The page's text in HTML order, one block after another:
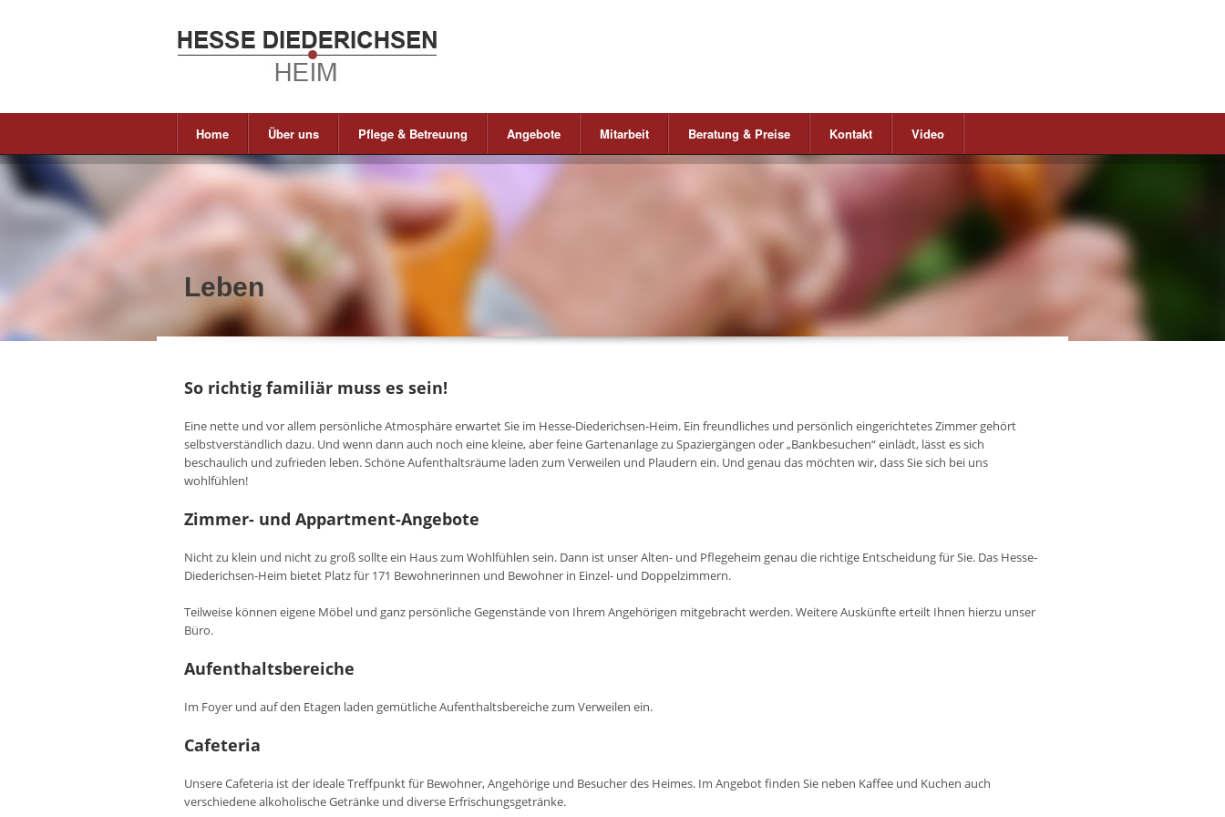
Home Über uns Pflege & Betreuung Angebote Mitarbeit Beratung & Preise Kontakt Video
Leben
So richtig familiär muss es sein!
Eine nette und vor allem persönliche Atmosphäre erwartet Sie im Hesse-Diederichsen-Heim. Ein freundliches und persönlich eingerichtetes Zimmer gehört
selbstverständlich dazu. Und wenn dann auch noch eine kleine, aber feine Gartenanlage zu Spaziergängen oder „Bankbesuchen“ einlädt, lässt es sich
beschaulich und zufrieden leben. Schöne Aufenthaltsräume laden zum Verweilen und Plaudern ein. Und genau das möchten wir, dass Sie sich bei uns
wohlfühlen!
Zimmer- und Appartment-Angebote
Nicht zu klein und nicht zu groß sollte ein Haus zum Wohlfühlen sein. Dann ist unser Alten- und Pflegeheim genau die richtige Entscheidung für Sie. Das Hesse-
Diederichsen-Heim bietet Platz für 171 Bewohnerinnen und Bewohner in Einzel- und Doppelzimmern.
Teilweise können eigene Möbel und ganz persönliche Gegenstände von Ihrem Angehörigen mitgebracht werden. Weitere Auskünfte erteilt Ihnen hierzu unser
Büro.
Aufenthaltsbereiche
Im Foyer und auf den Etagen laden gemütliche Aufenthaltsbereiche zum Verweilen ein.
Cafeteria
Unsere Cafeteria ist der ideale Treffpunkt für Bewohner, Angehörige und Besucher des Heimes. Im Angebot finden Sie neben Kaffee und Kuchen auch
verschiedene alkoholische Getränke und diverse Erfrischungsgetränke.